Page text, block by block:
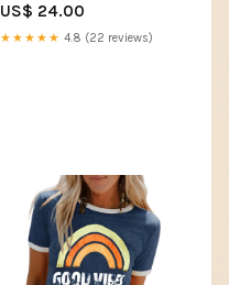
US$ 24.00
★★★★★ 4.8 (22 reviews)